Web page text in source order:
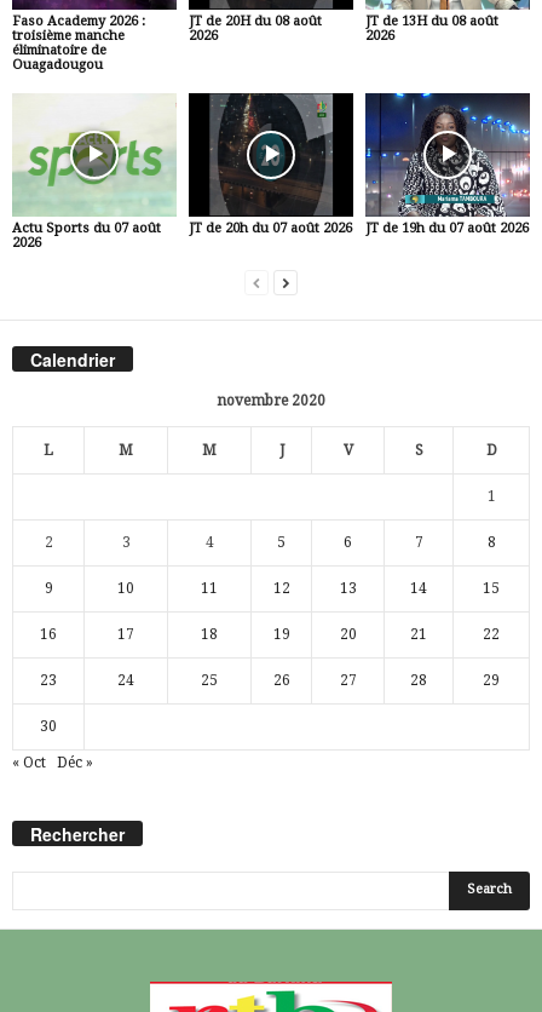
Faso Academy 2026 :
troisième manche
éliminatoire de
Ouagadougou
JT de 20H du 08 août
2026
JT de 13H du 08 août
2026
Actu Sports du 07 août
2026
JT de 20h du 07 août 2026 JT de 19h du 07 août 2026
Calendrier
novembre 2020
L M M J V S D
1
2 3 4 5 6 7 8
9 10 11 12 13 14 15
16 17 18 19 20 21 22
23 24 25 26 27 28 29
30
« Oct Déc »
Rechercher